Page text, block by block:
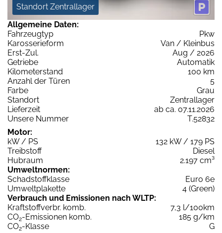
Standort Zentrallager
Allgemeine Daten:
Fahrzeugtyp
Pkw
Karosserieform
Van / Kleinbus
Erst-Zul.
Aug / 2026
Getriebe
Automatik
Kilometerstand
100 km
Anzahl der Türen
5
Farbe
Grau
Standort
Zentrallager
Lieferzeit
ab ca. 07.11.2026
Unsere Nummer
T.52832
Motor:
kW / PS
132 kW / 179 PS
Treibstoff
Diesel
Hubraum
2.197 cm³
Umweltnormen:
Schadstoffklasse
Euro 6e
Umweltplakette
4 (Green)
Verbrauch und Emissionen nach WLTP:
Kraftstoffverbr. komb.
7,3 l/100km
CO2-Emissionen komb.
185 g/km
CO2-Klasse
G